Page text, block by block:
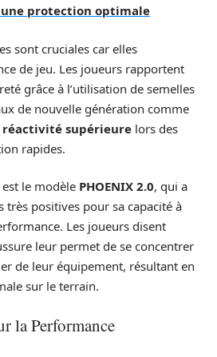
protection optimale
sont cruciales car elles
de jeu. Les joueurs rapportent
grâce à l’utilisation de semelles
de nouvelle génération comme
réactivité supérieure lors des
rapides.
le modèle PHOENIX 2.0, qui a
très positives pour sa capacité à
Les joueurs disent
leur permet de se concentrer
de leur équipement, résultant en
sur le terrain.
la Performance